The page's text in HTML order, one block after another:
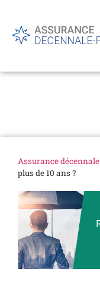
Assurance décennale
plus de 10 ans ?